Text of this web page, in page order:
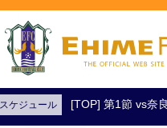
試合日程・結果
スケジュール [TOP] 第1節 vs奈